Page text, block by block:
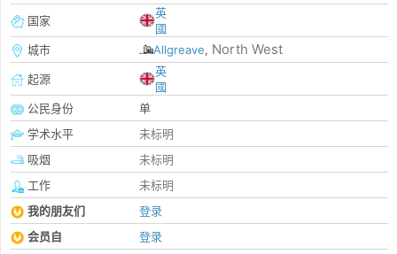
国家
英
國
城市
Allgreave, North West
起源
英
國
公民身份
单
学术水平
未标明
吸烟
未标明
工作
未标明
我的朋友们
登录
会员自
登录